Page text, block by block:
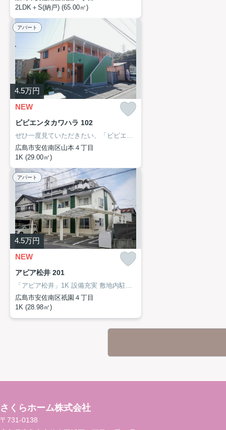
2LDK＋S(納戸) (65.00㎡)
アパート
4.5万円
NEW
ビビエンタカワハラ 102
ぜひ一度見ていただきたい、「ビビエンタカワハラ」1Kです！9帖洋室 システムキッチン 敷地内駐車場 空きあり!!山本郵便局まで歩いてすぐ(徒歩4分)！敷地内ごみ置き場があればごみをもって歩く距離も少なくてすみます！広島市安佐南区でのお住まい検索をするなら、こちら可部線安芸長束周辺から始めましょう！082-871-9008からさくらホームまでお問い合わせください！
広島市安佐南区山本４丁目
1K (29.00㎡)
アパート
4.5万円
NEW
アピア松井 201
「アピア松井」1K 設備充実 敷地内駐車場空き有!!のここがイチオシ！ウォンツ祇園店まで徒歩6分にあるので、体調が悪くなっても安心！洗面化粧台がついており、効率よく身だしなみを整えられます！広島市安佐南区は住環境が充実しており、利便性の高い暮らしをするならこのエリアです！当社は地域に密着し、多種多様な賃貸情報を取り扱っているので、ぜひご連絡ください！
広島市安佐南区祇園４丁目
1K (28.98㎡)
さくらホーム株式会社
〒731-0138